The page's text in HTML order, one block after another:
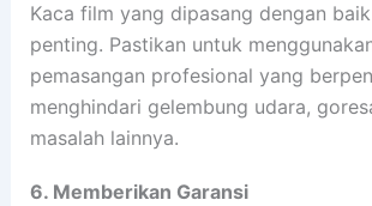
Kaca film yang dipasang dengan
penting. Pastikan untuk
pemasangan profesional yang
menghindari gelembung udara,
masalah lainnya.
6. Memberikan Garansi